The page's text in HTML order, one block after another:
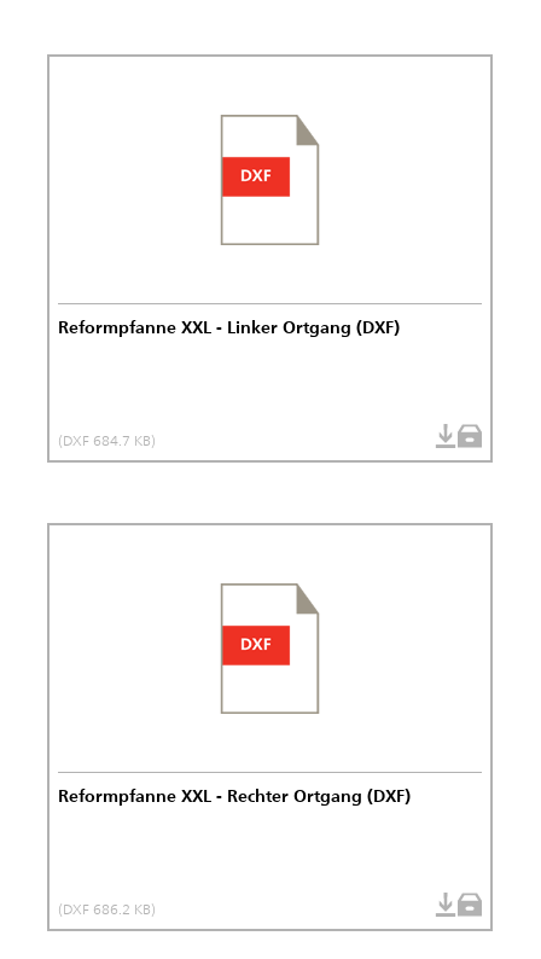
Reformpfanne XXL - Linker Ortgang (DXF)
(DXF 684.7 KB)
Reformpfanne XXL - Rechter Ortgang (DXF)
(DXF 686.2 KB)